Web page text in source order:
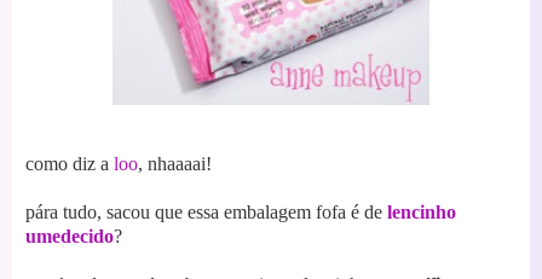
como diz a loo, nhaaaai!
pára tudo, sacou que essa embalagem fofa é de lencinho
umedecido?